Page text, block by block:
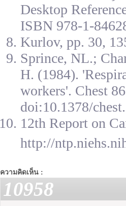
Desktop
ISBN 978-1-
Kurlov, pp. 30,
Sprince, NL.;
H. (1984).
workers'. Chest
doi:10.1378/
12th Report on
http://
ความคิดเห็น :
10958